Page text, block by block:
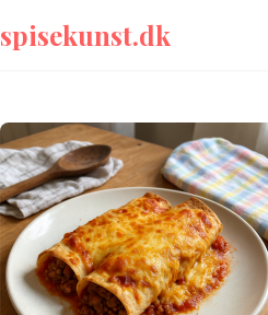
spisekunst.dk